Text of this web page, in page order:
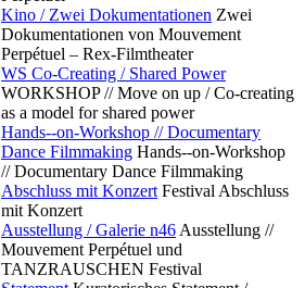
Kino / Zwei Dokumentationen Zwei
Dokumentationen von Mouvement
Perpétuel – Rex-Filmtheater
WS Co-Creating / Shared Power
WORKSHOP // Move on up / Co-creating
as a model for shared power
Hands--on-Workshop // Documentary
Dance Filmmaking Hands--on-Workshop
// Documentary Dance Filmmaking
Abschluss mit Konzert Festival Abschluss
mit Konzert
Ausstellung / Galerie n46 Ausstellung //
Mouvement Perpétuel und
TANZRAUSCHEN Festival